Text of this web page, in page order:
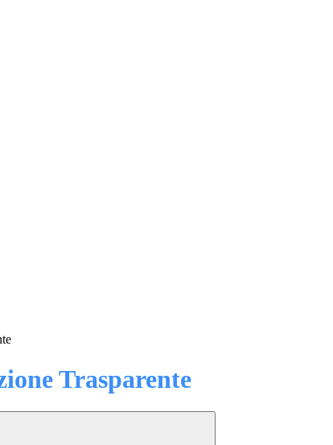
Trasparente